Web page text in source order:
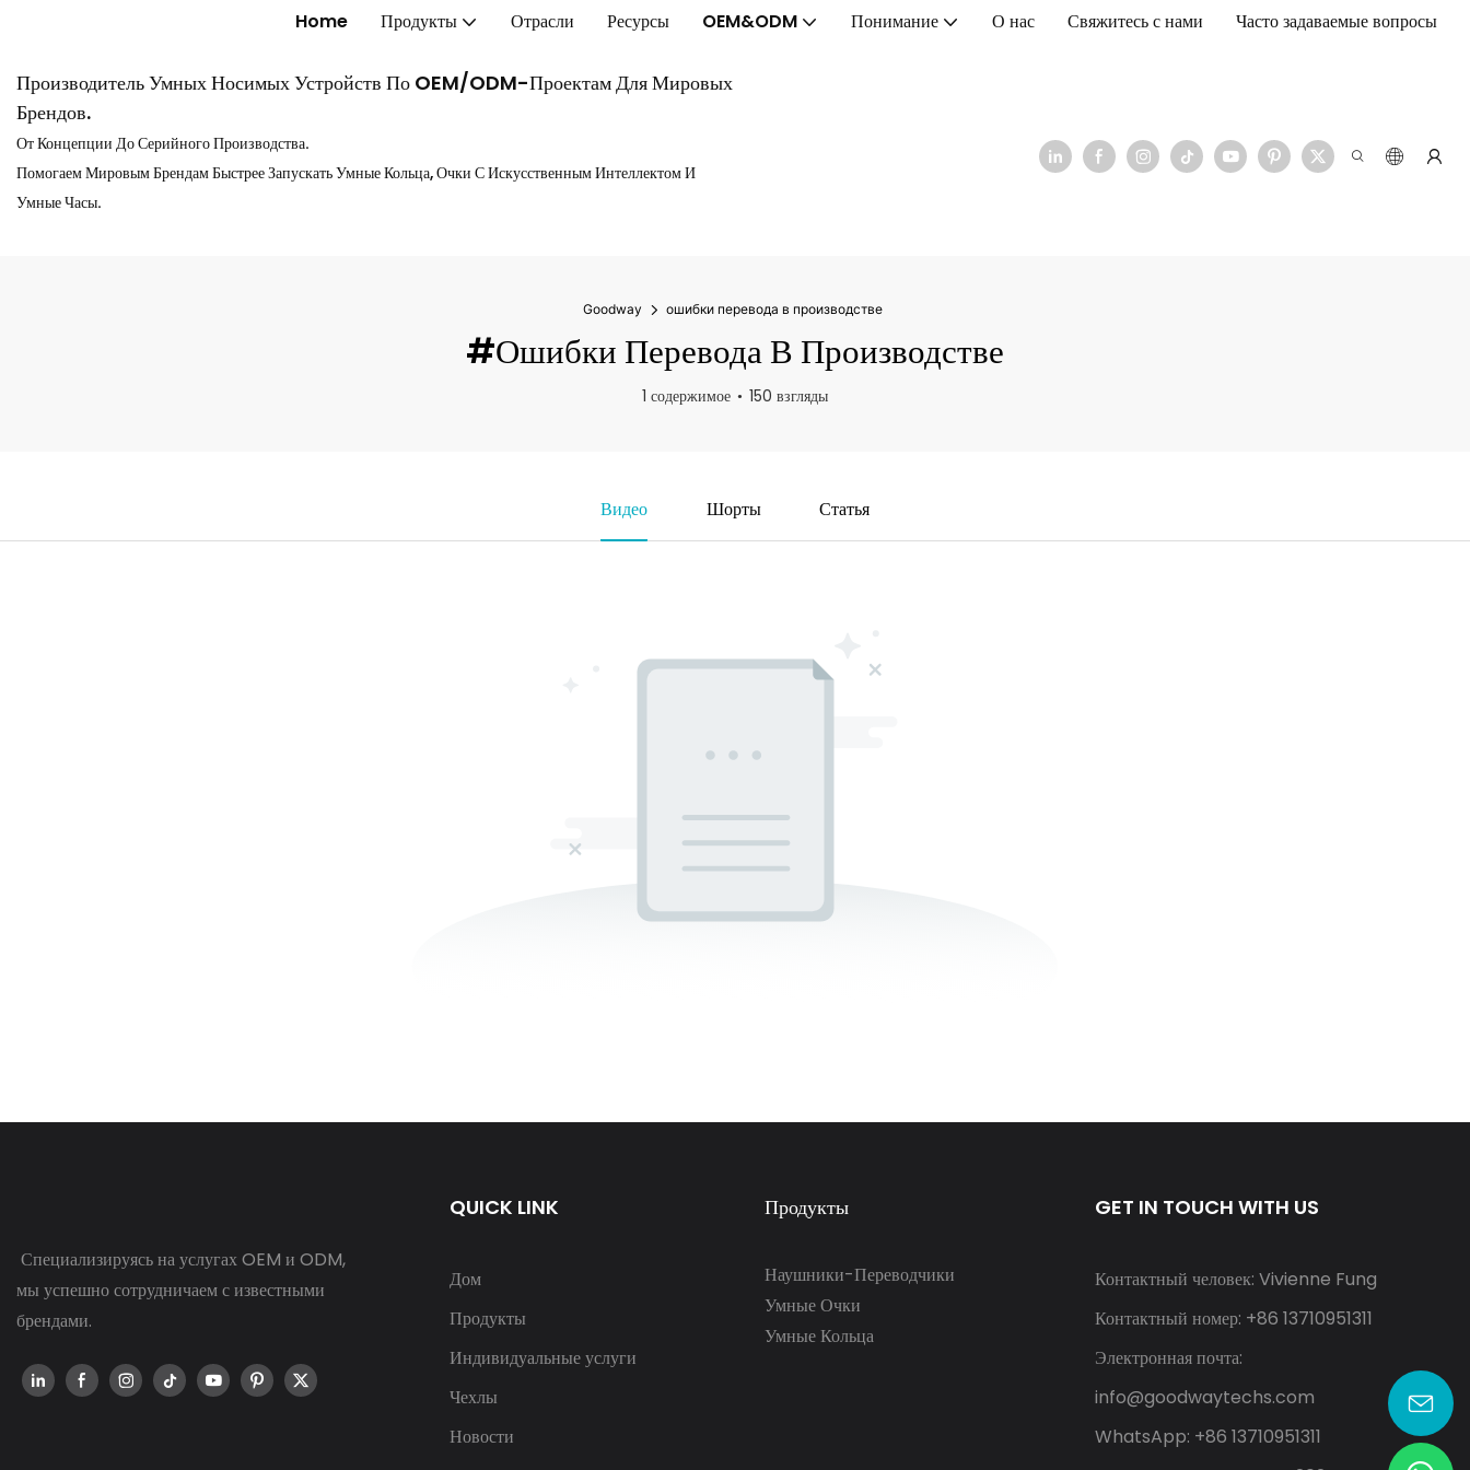
Home Продукты Отрасли Ресурсы OEM&ODM Понимание О нас Свяжитесь с нами Часто задаваемые вопросы
Производитель Умных Носимых Устройств По OEM/ODM-Проектам Для Мировых
Брендов.
От Концепции До Серийного Производства.
Помогаем Мировым Брендам Быстрее Запускать Умные Кольца, Очки С Искусственным Интеллектом И
Умные Часы.
Goodway ошибки перевода в производстве
#ошибки Перевода В Производстве
1 содержимое 150 взгляды
Видео Шорты Статья
Специализируясь на услугах OEM и ODM,
мы успешно сотрудничаем с известными
брендами.
QUICK LINK
Дом
Продукты
Индивидуальные услуги
Чехлы
Новости
Продукты
Наушники-Переводчики
Умные Очки
Умные Кольца
GET IN TOUCH WITH US
Контактный человек: Vivienne Fung
Контактный номер: +86 13710951311
Электронная почта:
info@goodwaytechs.com
WhatsApp: +86 13710951311